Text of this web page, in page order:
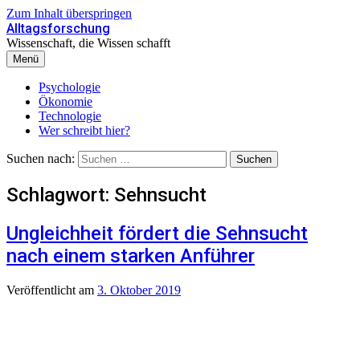
Zum Inhalt überspringen
Alltagsforschung
Wissenschaft, die Wissen schafft
Menü
Psychologie
Ökonomie
Technologie
Wer schreibt hier?
Suchen nach:
Schlagwort: Sehnsucht
Ungleichheit fördert die Sehnsucht
nach einem starken Anführer
Veröffentlicht am 3. Oktober 2019